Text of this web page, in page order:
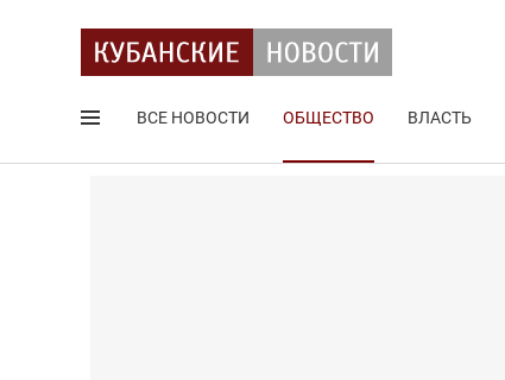
ВСЕ НОВОСТИ ОБЩЕСТВО ВЛАСТЬ